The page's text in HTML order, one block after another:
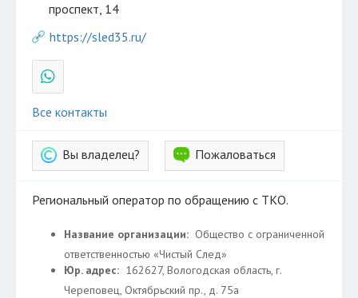
проспект, 14
https://sled35.ru/
Все контакты
Вы владелец? Пожаловаться
Региональный оператор по обращению с ТКО.
Название организации: Общество с ограниченной
ответственностью «Чистый След»
Юр. адрес: 162627, Вологодская область, г.
Череповец, Октябрьский пр., д. 75а